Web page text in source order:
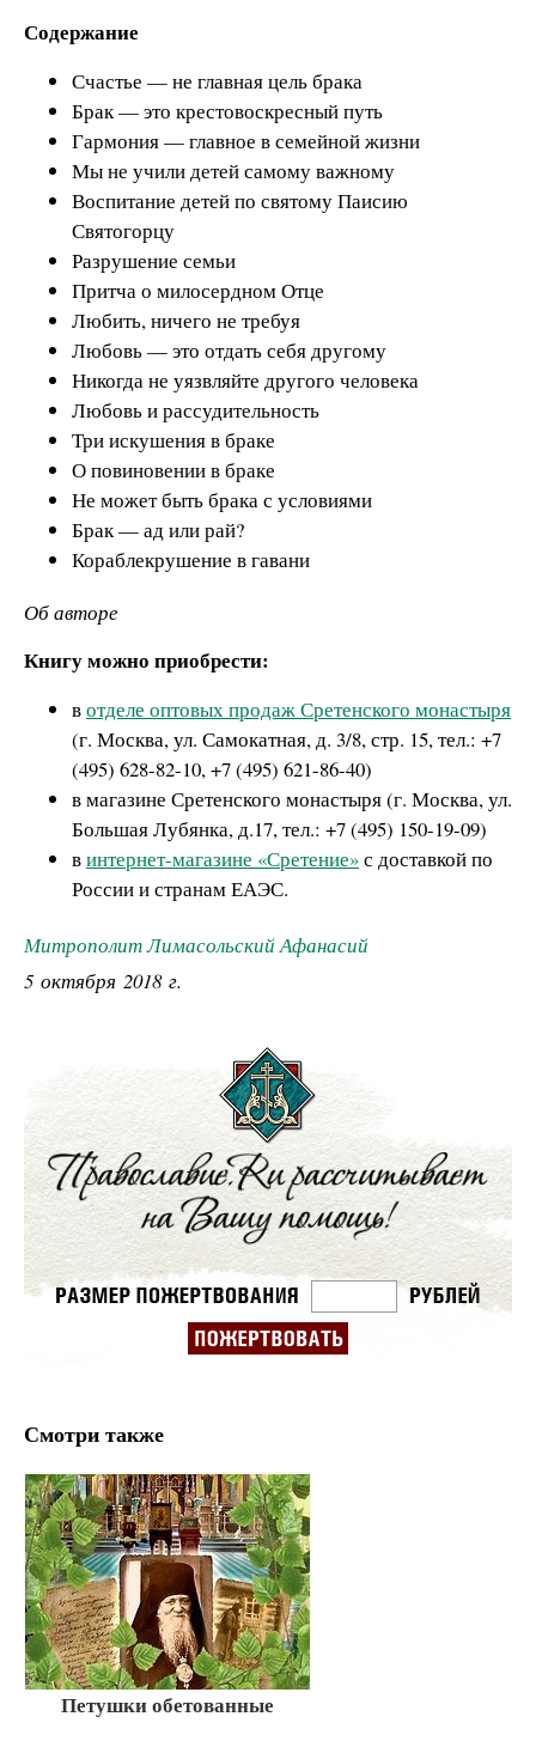
Содержание
Счастье — не главная цель брака
Брак — это крестовоскресный путь
Гармония — главное в семейной жизни
Мы не учили детей самому важному
Воспитание детей по святому Паисию
Святогорцу
Разрушение семьи
Притча о милосердном Отце
Любить, ничего не требуя
Любовь — это отдать себя другому
Никогда не уязвляйте другого человека
Любовь и рассудительность
Три искушения в браке
О повиновении в браке
Не может быть брака с условиями
Брак — ад или рай?
Кораблекрушение в гавани
Об авторе
Книгу можно приобрести:
вотделе оптовых продаж Сретенского монастыря
(г. Москва, ул. Самокатная, д. 3/8, стр. 15, тел.: +7
(495) 628-82-10, +7 (495) 621-86-40)
в магазине Сретенского монастыря (г. Москва, ул.
Большая Лубянка, д.17, тел.: +7 (495) 150-19-09)
винтернет-магазине «Сретение»с доставкой по
России и странам ЕАЭС.
Митрополит Лимасольский Афанасий
5 октября 2018 г.
Смотри также
Петушки обетованные